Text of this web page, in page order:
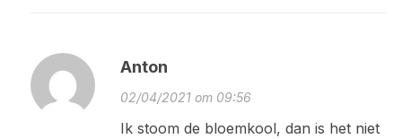
Anton
02/04/2021 om 09:56
Ik stoom de bloemkool, dan is het niet